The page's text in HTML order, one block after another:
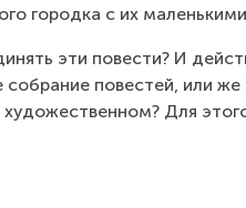
городка с их
эти повести? И
собрание повестей, или
Для